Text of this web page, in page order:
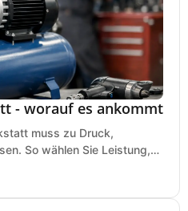
- worauf es ankommt
muss zu Druck,
So wählen Sie Leistung,